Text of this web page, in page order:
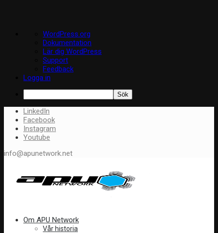
WordPress
WordPress.org
Dokumentation
Lär dig WordPress
Support
Feedback
Logga in
Sök
LinkedIn
Facebook
Instagram
Youtube
info@apunetwork.net
Om APU Network
Vår historia